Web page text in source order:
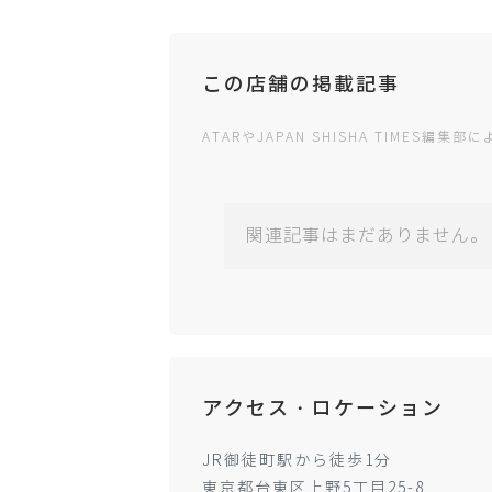
この店舗の掲載記事
ATARやJAPAN SHISHA TIMES編集部に
関連記事はまだありません。
アクセス・ロケーション
JR御徒町駅から徒歩1分